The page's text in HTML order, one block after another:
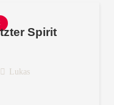
Spirit
Lukas